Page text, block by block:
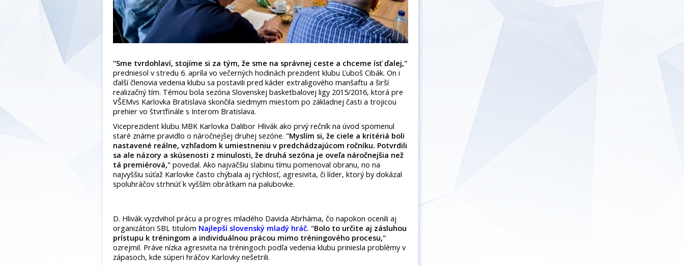
"Sme tvrdohlaví, stojíme si za tým, že sme na správnej ceste a chceme ísť ďalej,"
predniesol v stredu 6. apríla vo večerných hodinách prezident klubu Ľuboš Cibák. On i
ďalší členovia vedenia klubu sa postavili pred káder extraligového manšaftu a širší
realizačný tím. Témou bola sezóna Slovenskej basketbalovej ligy 2015/2016, ktorá pre
VŠEMvs Karlovka Bratislava skončila siedmym miestom po základnej časti a trojicou
prehier vo štvrťfinále s Interom Bratislava.
Viceprezident klubu MBK Karlovka Dalibor Hlivák ako prvý rečník na úvod spomenul
staré známe pravidlo o náročnejšej druhej sezóne. "Myslím si, že ciele a kritériá boli
nastavené reálne, vzhľadom k umiestneniu v predchádzajúcom ročníku. Potvrdili
sa ale názory a skúsenosti z minulosti, že druhá sezóna je oveľa náročnejšia než
tá premiérová," povedal. Ako najväčšiu slabinu tímu pomenoval obranu, no na
najvyššiu súťaž Karlovke často chýbala aj rýchlosť, agresivita, či líder, ktorý by dokázal
spoluhráčov strhnúť k vyšším obrátkam na palubovke.
D. Hlivák vyzdvihol prácu a progres mladého Davida Abrháma, čo napokon ocenili aj
organizátori SBL titulom Najlepší slovenský mladý hráč. "Bolo to určite aj zásluhou
prístupu k tréningom a individuálnou prácou mimo tréningového procesu,"
ozrejmil. Práve nízka agresivita na tréningoch podľa vedenia klubu priniesla problémy v
zápasoch, kde súperi hráčov Karlovky nešetrili.